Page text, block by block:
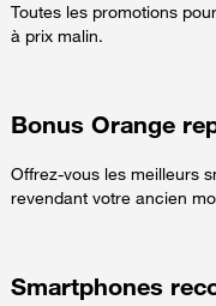
Toutes les promotions
à prix malin.
Bonus Orange
Offrez-vous les meilleurs
revendant votre ancien
Smartphones